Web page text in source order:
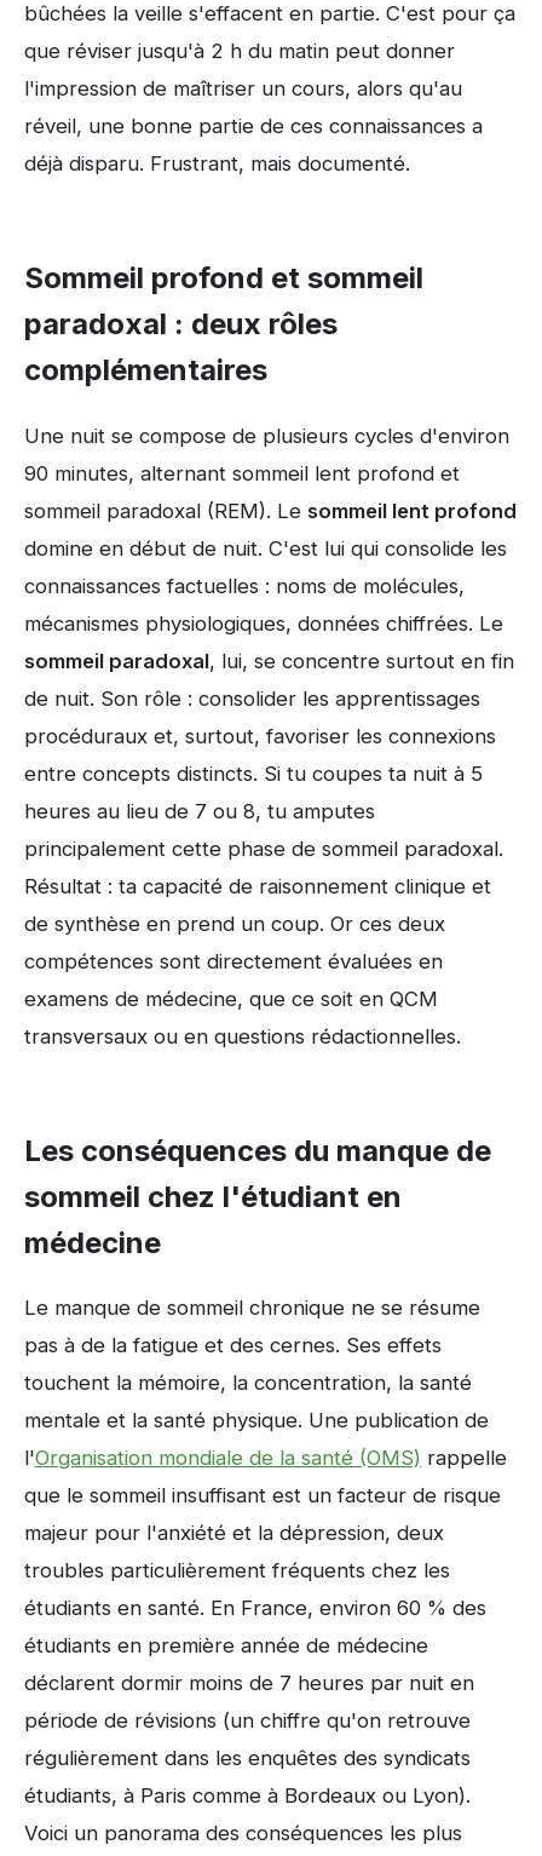
bûchées la veille s'effacent en partie. C'est pour ça
que réviser jusqu'à 2 h du matin peut donner
l'impression de maîtriser un cours, alors qu'au
réveil, une bonne partie de ces connaissances a
déjà disparu. Frustrant, mais documenté.
Sommeil profond et sommeil
paradoxal : deux rôles
complémentaires
Une nuit se compose de plusieurs cycles d'environ
90 minutes, alternant sommeil lent profond et
sommeil paradoxal (REM). Le sommeil lent profond
domine en début de nuit. C'est lui qui consolide les
connaissances factuelles : noms de molécules,
mécanismes physiologiques, données chiffrées. Le
sommeil paradoxal, lui, se concentre surtout en fin
de nuit. Son rôle : consolider les apprentissages
procéduraux et, surtout, favoriser les connexions
entre concepts distincts. Si tu coupes ta nuit à 5
heures au lieu de 7 ou 8, tu amputes
principalement cette phase de sommeil paradoxal.
Résultat : ta capacité de raisonnement clinique et
de synthèse en prend un coup. Or ces deux
compétences sont directement évaluées en
examens de médecine, que ce soit en QCM
transversaux ou en questions rédactionnelles.
Les conséquences du manque de
sommeil chez l'étudiant en
médecine
Le manque de sommeil chronique ne se résume
pas à de la fatigue et des cernes. Ses effets
touchent la mémoire, la concentration, la santé
mentale et la santé physique. Une publication de
l'Organisation mondiale de la santé (OMS) rappelle
que le sommeil insuffisant est un facteur de risque
majeur pour l'anxiété et la dépression, deux
troubles particulièrement fréquents chez les
étudiants en santé. En France, environ 60 % des
étudiants en première année de médecine
déclarent dormir moins de 7 heures par nuit en
période de révisions (un chiffre qu'on retrouve
régulièrement dans les enquêtes des syndicats
étudiants, à Paris comme à Bordeaux ou Lyon).
Voici un panorama des conséquences les plus